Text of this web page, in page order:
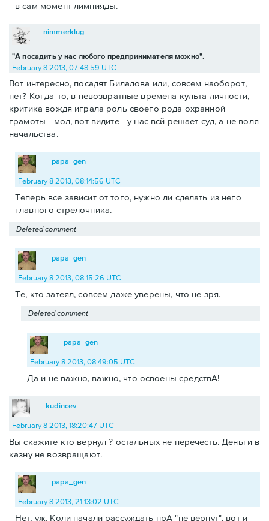
в сам момент лимпияды.
"А посадить у нас любого предпринимателя можно".
nimmerklug
February 8 2013, 07:48:59 UTC
Вот интересно, посадят Билалова или, совсем наоборот,
нет? Когда-то, в невозвратные времена культа личности,
критика вождя играла роль своего рода охранной
грамоты - мол, вот видите - у нас всй решает суд, а не воля
начальства.
papa_gen
February 8 2013, 08:14:56 UTC
Теперь все зависит от того, нужно ли сделать из него
главного стрелочника.
Deleted comment
papa_gen
February 8 2013, 08:15:26 UTC
Те, кто затеял, совсем даже уверены, что не зря.
Deleted comment
papa_gen
February 8 2013, 08:49:05 UTC
Да и не важно, важно, что освоены средствА!
kudincev
February 8 2013, 18:20:47 UTC
Вы скажите кто вернул ? остальных не перечесть. Деньги в
казну не возвращают.
papa_gen
February 8 2013, 21:13:02 UTC
Нет, уж. Коли начали рассуждать прА "не вернут", вот и